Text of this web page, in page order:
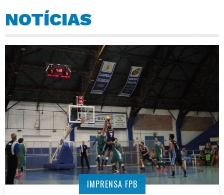
NOTÍCIAS
IMPRENSA FPB